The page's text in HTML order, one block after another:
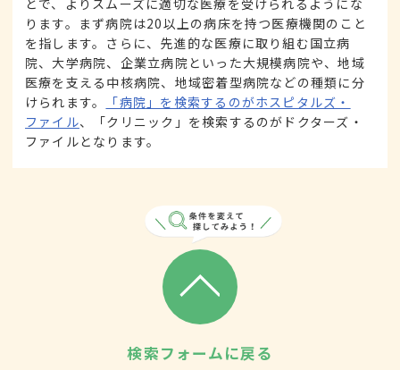
とで、よりスムーズに適切な医療を受けられるようにな
ります。まず病院は20以上の病床を持つ医療機関のこと
を指します。さらに、先進的な医療に取り組む国立病
院、大学病院、企業立病院といった大規模病院や、地域
医療を支える中核病院、地域密着型病院などの種類に分
けられます。
「病院」を検索するのがホスピタルズ・
ファイル、「クリニック」を検索するのがドクターズ・
ファイルとなります。
検索フォームに戻る